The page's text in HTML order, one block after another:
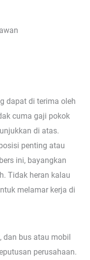
dapat di terima oleh
cuma gaji pokok
di atas.
penting atau
ini, bayangkan
Tidak heran kalau
melamar kerja di
dan bus atau mobil
perusahaan.